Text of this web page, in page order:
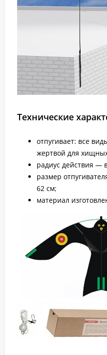
Технические
отпугивает: все
жертвой для
радиус действия —
размер
62 см;
материал